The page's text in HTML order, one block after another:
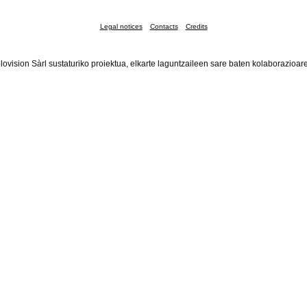
Legal notices Contacts Credits
Sàrl sustaturiko proiektua, elkarte laguntzaileen sare baten